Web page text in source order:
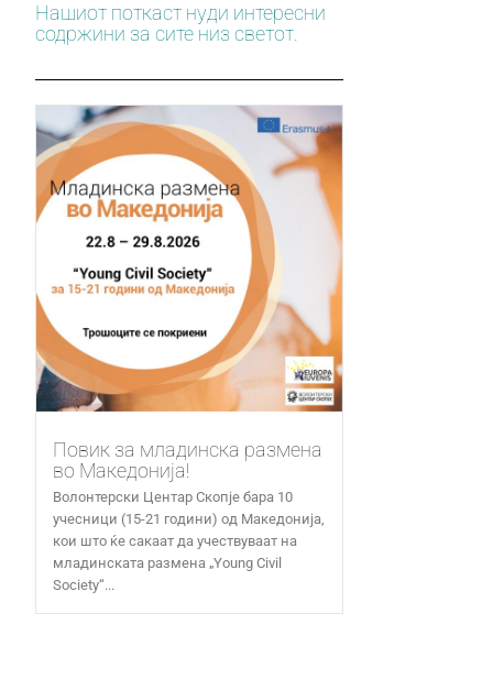
Нашиот поткаст нуди интересни
содржини за сите низ светот.
Повик за младинска размена
во Македонија!
Волонтерски Центар Скопје бара 10
учесници (15-21 години) од Македонија,
кои што ќе сакаат да учествуваат на
младинската размена „Young Civil
Society“...